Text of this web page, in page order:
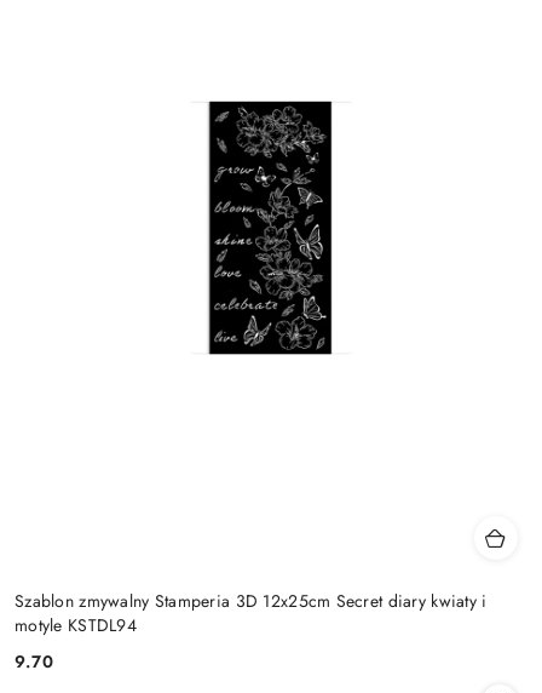
Szablon zmywalny Stamperia 3D 12x25cm Secret diary kwiaty i
motyle KSTDL94
Cena:
9.70